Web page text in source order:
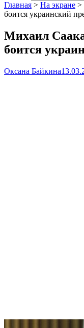
Главная > На экране >
боится украинский
Михаил
боится
Оксана Байкина